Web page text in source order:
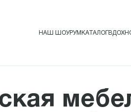
НАШ ШОУРУМ КАТАЛОГ